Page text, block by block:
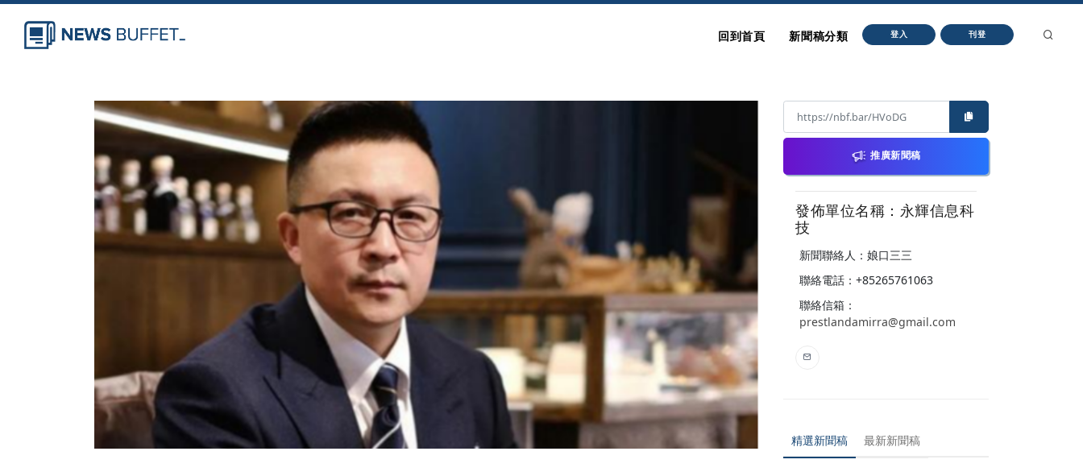
回到首頁 新聞稿分類 登入 刊登
推廣新聞稿
發佈單位名稱：永輝信息科
技
新聞聯絡人：娘口三三
聯絡電話：+85265761063
聯絡信箱：
prestlandamirra@gmail.com
精選新聞稿 最新新聞稿